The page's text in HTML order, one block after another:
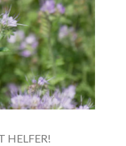
HELFER!